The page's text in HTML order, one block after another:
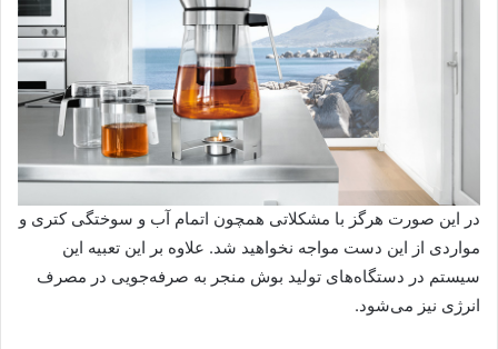
در این صورت هرگز با مشکلاتی همچون اتمام آب و سوختگی کتری و
مواردی از این دست مواجه نخواهید شد. علاوه بر این تعبیه این
سیستم در دستگاه‌های تولید بوش منجر به صرفه‌جویی در مصرف
انرژی نیز می‌شود.